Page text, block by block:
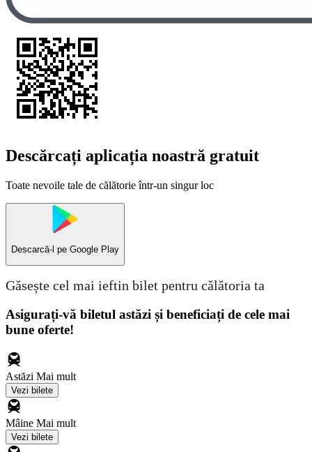
Descărcați aplicația noastră gratuit
Toate nevoile tale de călătorie într-un singur loc
Descarcă-l pe Google Play
Găsește cel mai ieftin bilet pentru călătoria ta
Asigurați-vă biletul astăzi și beneficiați de cele mai
bune oferte!
Astăzi Mai mult
Vezi bilete
Mâine Mai mult
Vezi bilete